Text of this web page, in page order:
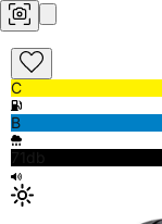
C
B
71db